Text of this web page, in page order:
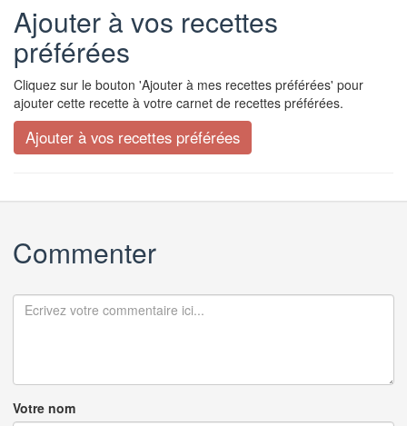
Ajouter à vos recettes
préférées
Cliquez sur le bouton 'Ajouter à mes recettes préférées' pour
ajouter cette recette à votre carnet de recettes préférées.
Commenter
Votre nom